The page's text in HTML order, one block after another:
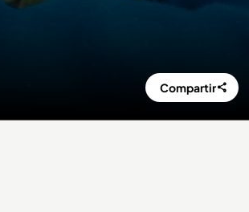
Compartir